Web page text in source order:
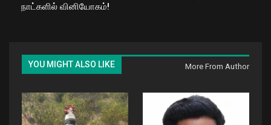
நாட்களில் வினியோகம்!
YOU MIGHT ALSO LIKE More From Author